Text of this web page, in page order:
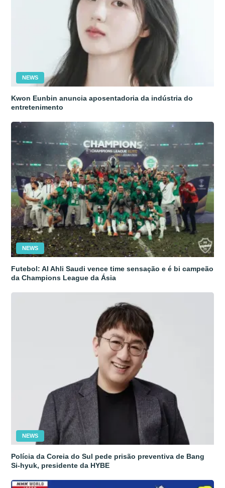
NEWS
Kwon Eunbin anuncia aposentadoria da indústria do
entretenimento
NEWS
Futebol: Al Ahli Saudi vence time sensação e é bi campeão
da Champions League da Ásia
NEWS
Polícia da Coreia do Sul pede prisão preventiva de Bang
Si-hyuk, presidente da HYBE